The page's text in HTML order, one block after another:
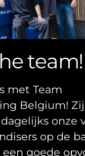
team!
met Team
Belgium! Zij
onze
op de
een goede